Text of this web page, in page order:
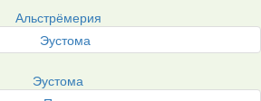
Альстрёмерия
Эустома